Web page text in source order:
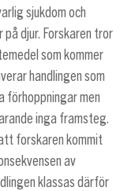
sjukdom och
djur. Forskaren tror
som kommer
handlingen som
förhoppningar men
inga framsteg.
forskaren kommit
av
klassas därför